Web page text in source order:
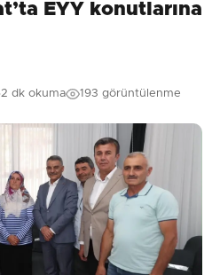
Sorusu:
Gönder
İlk yorumu siz yapın!
EYY konutlarına
2 dk okuma 193 görüntülenme